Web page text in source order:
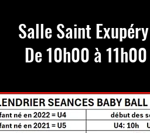
Salle Saint Exupéry
De 10h00 à 11h00